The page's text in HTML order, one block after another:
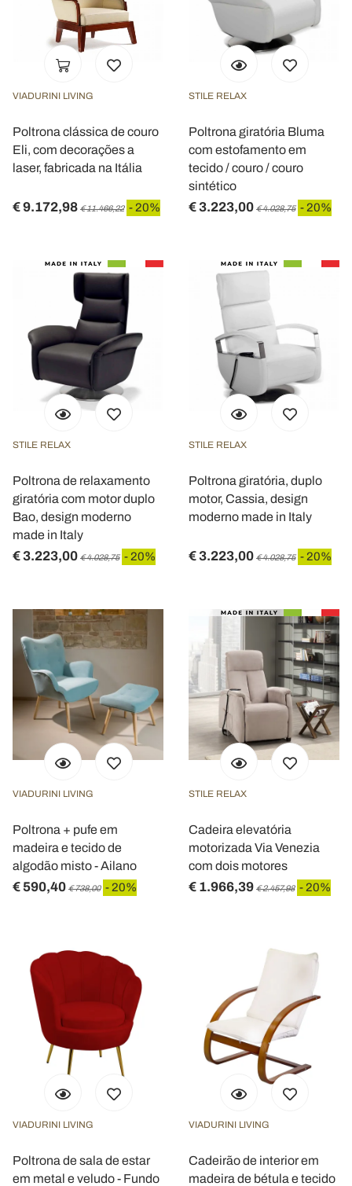
VIADURINI LIVING
Poltrona clássica de couro
Eli, com decorações a
laser, fabricada na Itália
€ 9.172,98 € 11.466,22 - 20%
STILE RELAX
Poltrona giratória Bluma
com estofamento em
tecido / couro / couro
sintético
€ 3.223,00 € 4.028,75 - 20%
STILE RELAX
Poltrona de relaxamento
giratória com motor duplo
Bao, design moderno
made in Italy
€ 3.223,00 € 4.028,75 - 20%
STILE RELAX
Poltrona giratória, duplo
motor, Cassia, design
moderno made in Italy
€ 3.223,00 € 4.028,75 - 20%
VIADURINI LIVING
Poltrona + pufe em
madeira e tecido de
algodão misto - Ailano
€ 590,40 € 738,00 - 20%
STILE RELAX
Cadeira elevatória
motorizada Via Venezia
com dois motores
€ 1.966,39 € 2.457,98 - 20%
VIADURINI LIVING
Poltrona de sala de estar
em metal e veludo - Fundo
VIADURINI LIVING
Cadeirão de interior em
madeira de bétula e tecido